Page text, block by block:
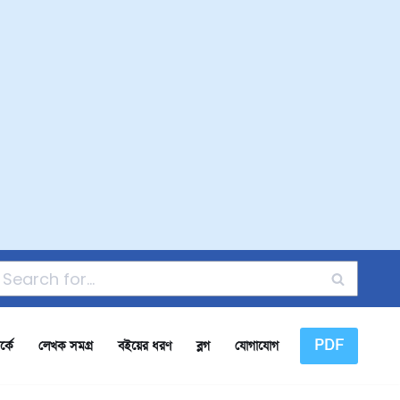
লেখক সমগ্র বইয়ের ধরণ ব্লগ যোগাযোগ PDF